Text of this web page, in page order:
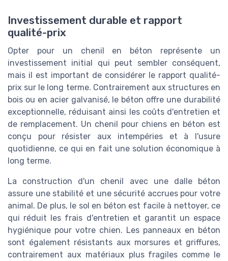
Investissement durable et rapport
qualité-prix
Opter pour un chenil en béton représente un
investissement initial qui peut sembler conséquent,
mais il est important de considérer le rapport qualité-
prix sur le long terme. Contrairement aux structures en
bois ou en acier galvanisé, le béton offre une durabilité
exceptionnelle, réduisant ainsi les coûts d'entretien et
de remplacement. Un chenil pour chiens en béton est
conçu pour résister aux intempéries et à l'usure
quotidienne, ce qui en fait une solution économique à
long terme.
La construction d'un chenil avec une dalle béton
assure une stabilité et une sécurité accrues pour votre
animal. De plus, le sol en béton est facile à nettoyer, ce
qui réduit les frais d'entretien et garantit un espace
hygiénique pour votre chien. Les panneaux en béton
sont également résistants aux morsures et griffures,
contrairement aux matériaux plus fragiles comme le